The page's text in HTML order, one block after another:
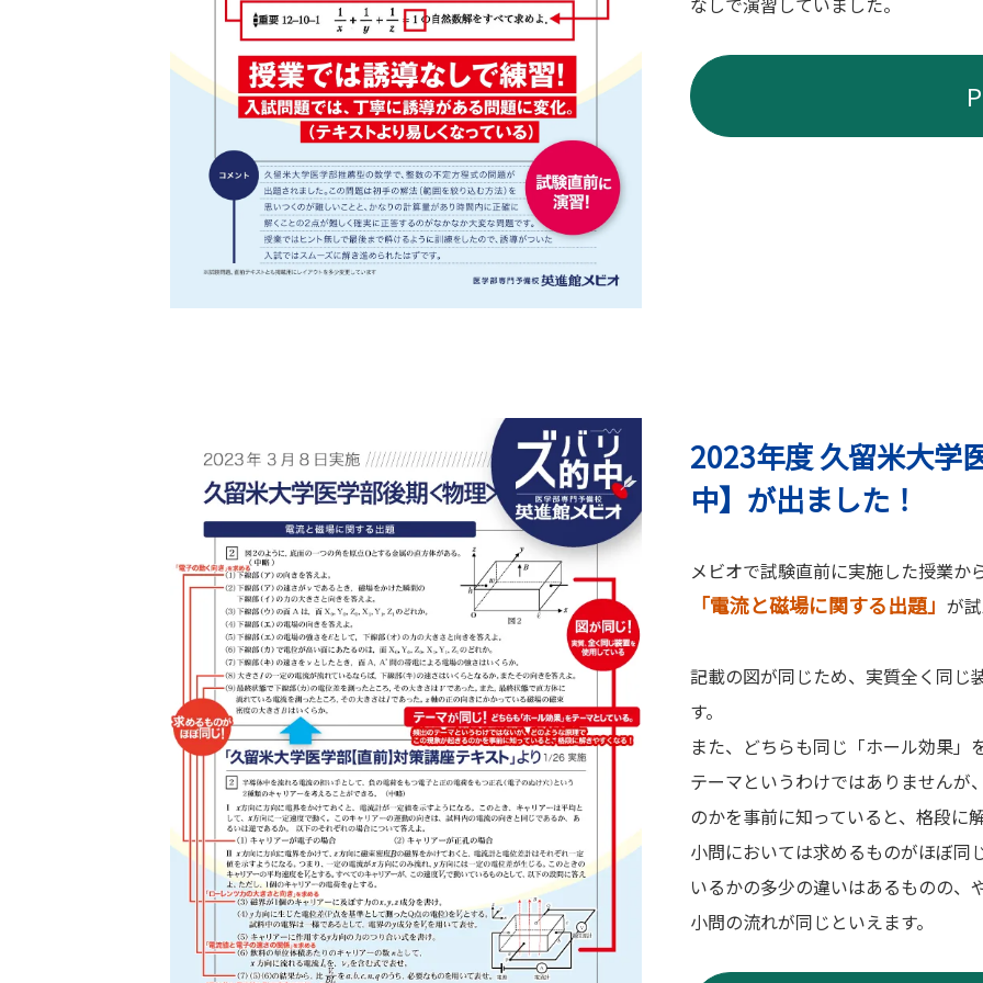
2023年度 久留米大学
中】が出ました！
メビオで試験直前に実施した授業
「電流と磁場に関する出題」 が
記載の図が同じため、実質全く同じ
す。
また、どちらも同じ「ホール効果」
テーマというわけではありませんが
のかを事前に知っていると、格段に
小問においては求めるものがほぼ同
いるかの多少の違いはあるものの、
小問の流れが同じといえます。